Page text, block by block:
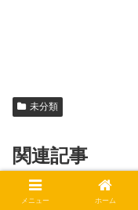
未分類
関連記事
未分類
メニュー ホーム